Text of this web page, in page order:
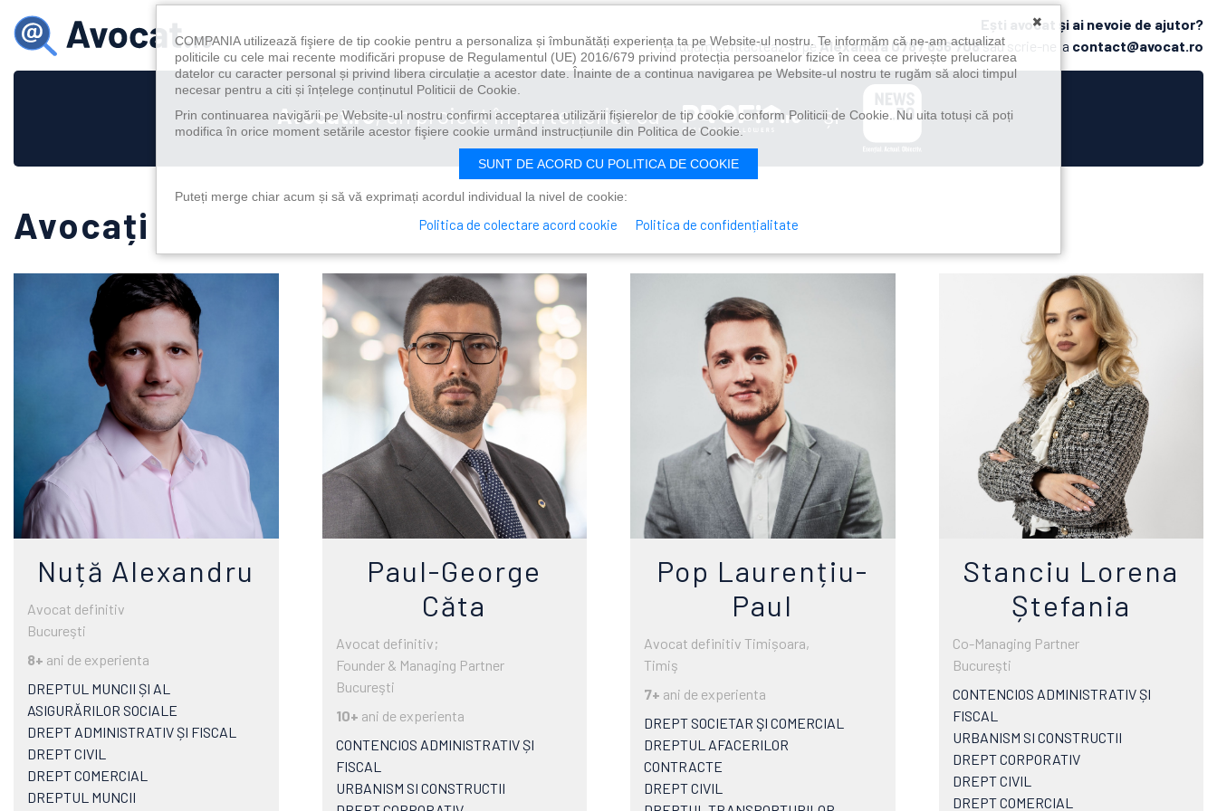
Ești avocat și ai nevoie de ajutor?
Te rugăm contacteaz-o pe Alexandra 0787 636 708sau scrie-ne la contact@avocat.ro
Avocat.ro, un proiect în parteneriat cu și
Avocați
Nuță Alexandru
Avocat definitiv
Bucureşti
8+ ani de experienta
DREPTUL MUNCII ȘI AL
ASIGURĂRILOR SOCIALE
DREPT ADMINISTRATIV ȘI FISCAL
DREPT CIVIL
DREPT COMERCIAL
DREPTUL MUNCII
Paul-George
Căta
Avocat definitiv;
Founder & Managing Partner
Bucureşti
10+ ani de experienta
CONTENCIOS ADMINISTRATIV ȘI
FISCAL
URBANISM SI CONSTRUCTII
Pop Laurențiu-
Paul
Avocat definitiv Timișoara,
Timiş
7+ ani de experienta
DREPT SOCIETAR ŞI COMERCIAL
DREPTUL AFACERILOR
CONTRACTE
DREPT CIVIL
Stanciu Lorena
Ștefania
Co-Managing Partner
Bucureşti
CONTENCIOS ADMINISTRATIV ȘI
FISCAL
URBANISM SI CONSTRUCTII
DREPT CORPORATIV
DREPT CIVIL
DREPT COMERCIAL
×
COMPANIA utilizează fişiere de tip cookie pentru a personaliza și îmbunătăți experiența ta pe Website-ul nostru. Te informăm că ne-am actualizat
politicile cu cele mai recente modificări propuse de Regulamentul (UE) 2016/679 privind protecția persoanelor fizice în ceea ce privește prelucrarea
datelor cu caracter personal și privind libera circulație a acestor date. Înainte de a continua navigarea pe Website-ul nostru te rugăm să aloci timpul
necesar pentru a citi și înțelege conținutul Politicii de Cookie.
Prin continuarea navigării pe Website-ul nostru confirmi acceptarea utilizării fişierelor de tip cookie conform Politicii de Cookie. Nu uita totuși că poți
modifica în orice moment setările acestor fişiere cookie urmând instrucțiunile din Politica de Cookie.
SUNT DE ACORD CU POLITICA DE COOKIE
Puteți merge chiar acum și să vă exprimați acordul individual la nivel de cookie:
Politica de colectare acord cookie Politica de confidențialitate